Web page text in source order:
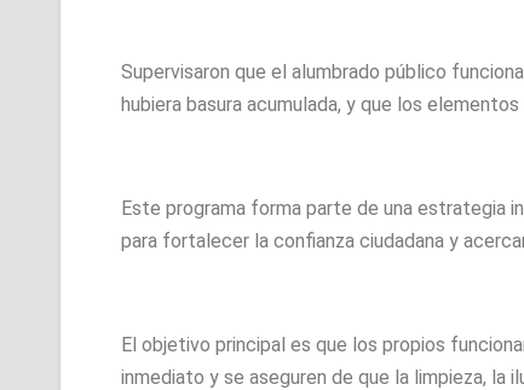
Supervisaron que el alumbrado público
hubiera basura acumulada, y que los
Este programa forma parte de una estrategia
para fortalecer la confianza ciudadana y
El objetivo principal es que los propios
inmediato y se aseguren de que la limpieza, la